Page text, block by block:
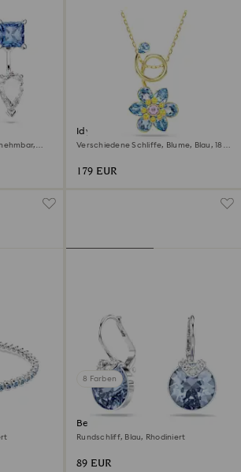
Idyllia Anhänger
Verschiedene Schliffe, Blume, Blau, 18K
179 EUR
8 Farben
Bella V Drop-Ohrhänger
Rundschliff, Blau, Rhodiniert
89 EUR